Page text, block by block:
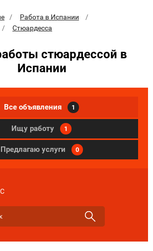
Работа в Испании
Стюардесса
стюардессой в
Испании
Все объявления 1
Ищу работу 1
Предлагаю услуги 0